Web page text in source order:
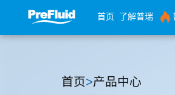
首页 了解普瑞
首页>产品中心